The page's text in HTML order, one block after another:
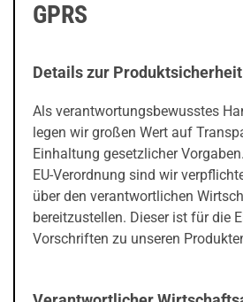
GPRS
Details zur Produktsicherheit
Als verantwortungsbewusstes
legen wir großen Wert auf
Einhaltung gesetzlicher
EU-Verordnung sind wir
über den verantwortlichen
bereitzustellen. Dieser ist für die
Vorschriften zu unseren